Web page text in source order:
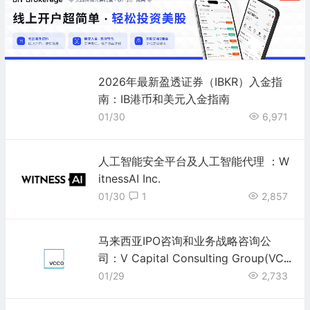
2026年最新盈透证券（IBKR）入金指
南：IB港币和美元入金指南
01/30 6,971
人工智能安全平台及人工智能代理 ：W
itnessAI Inc.
01/30 2,857
1
马来西亚IPO咨询和业务战略咨询公
司：V Capital Consulting Group(VC
CG)
01/29 2,733